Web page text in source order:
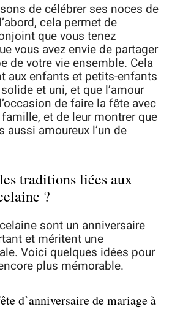
de célébrer ses noces de
cela permet de
que vous tenez
vous avez envie de partager
de votre vie ensemble. Cela
aux enfants et petits-enfants
et uni, et que l’amour
de faire la fête avec
et de leur montrer que
aussi amoureux l’un de
traditions liées aux
?
sont un anniversaire
et méritent une
Voici quelques idées pour
plus mémorable.
d’anniversaire de mariage à